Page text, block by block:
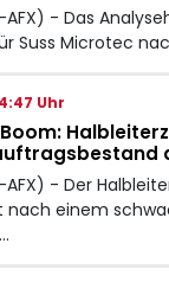
AFX) - Das
Suss Microtec
Uhr
Boom:
AFX) - Der
einem